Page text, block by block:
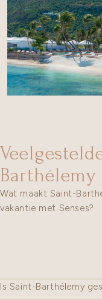
Barthélemy
Wat maakt Saint-
vakantie met Senses?
Is Saint-Barthélemy